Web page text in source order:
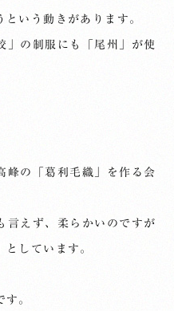
いう動きがあります。
」の制服にも「尾州」が使
峰の「葛利毛織」を作る会
言えず、柔らかいのですが
としています。
。